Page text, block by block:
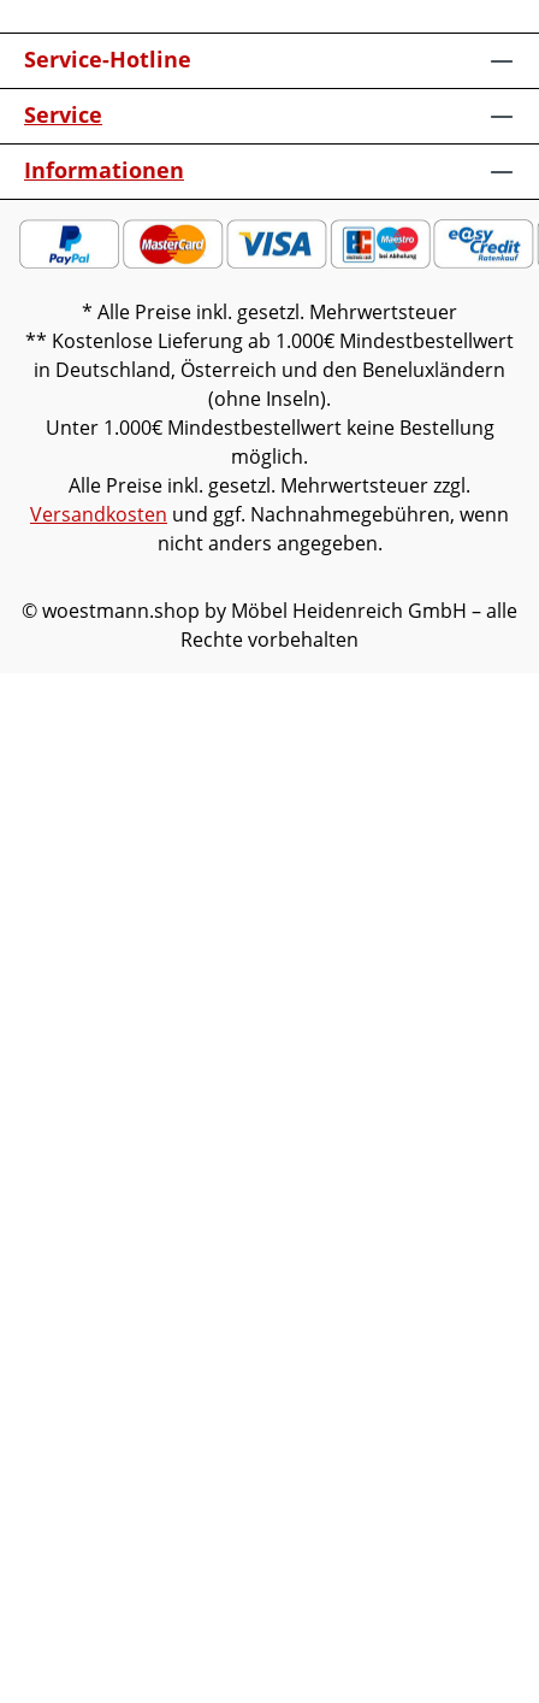
KleiderhakenMaße in cm: B 116,6 / H 83,6 /
T 35,81x Garderobenschrank TYPE 66431
Spiegel1 fester Boden mit ausziehbarer
Kleiderstange1 HolzbodenMaße in cm: B
inkl. Trafo und Funkdimmer aller
MetallbodenVollauszugWichtige
Information: Beleuchtung ist nachträglich
nicht montierbar.Möbel ist vormontiert
(Restmontage kann erforderlich
sein).Farben können auf verschiedenen
Bildschirmen abweichen. Deko oder andere
Beimöbel sind nicht enthalten. Abbildung
kann abweichen.
Service-Hotline
Service
Informationen
* Alle Preise inkl. gesetzl. Mehrwertsteuer
** Kostenlose Lieferung ab 1.000€ Mindestbestellwert
in Deutschland, Österreich und den Beneluxländern
(ohne Inseln).
Unter 1.000€ Mindestbestellwert keine Bestellung
möglich.
Alle Preise inkl. gesetzl. Mehrwertsteuer zzgl.
Versandkosten und ggf. Nachnahmegebühren, wenn
nicht anders angegeben.
© woestmann.shop by Möbel Heidenreich GmbH – alle
Rechte vorbehalten